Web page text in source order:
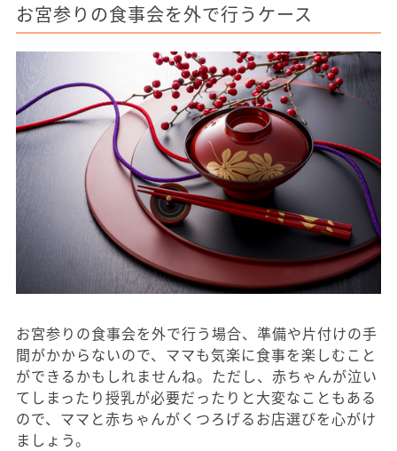
お宮参りの食事会を外で行うケース
お宮参りの食事会を外で行う場合、準備や片付けの手
間がかからないので、ママも気楽に食事を楽しむこと
ができるかもしれませんね。ただし、赤ちゃんが泣い
てしまったり授乳が必要だったりと大変なこともある
ので、ママと赤ちゃんがくつろげるお店選びを心がけ
ましょう。